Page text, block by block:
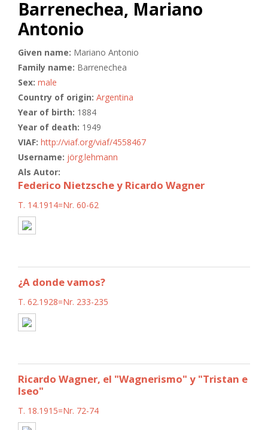
Barrenechea, Mariano
Antonio
Given name: Mariano Antonio
Family name: Barrenechea
Sex: male
Country of origin: Argentina
Year of birth: 1884
Year of death: 1949
VIAF: http://viaf.org/viaf/4558467
Username: jörg.lehmann
Als Autor:
Federico Nietzsche y Ricardo Wagner
T. 14.1914=Nr. 60-62
¿A donde vamos?
T. 62.1928=Nr. 233-235
Ricardo Wagner, el "Wagnerismo" y "Tristan e
Iseo"
T. 18.1915=Nr. 72-74